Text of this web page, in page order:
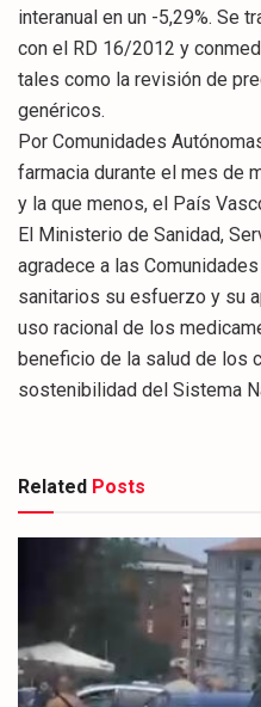
interanual en un -5,29%. Se
con el RD 16/2012 y
tales como la revisión de
genéricos.
Por Comunidades
farmacia durante el mes de
y la que menos, el País
El Ministerio de Sanidad,
agradece a las
sanitarios su esfuerzo y su
uso racional de los
beneficio de la salud de los
sostenibilidad del Sistema
Related Posts